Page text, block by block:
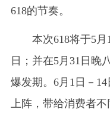
618的节奏。
本次618将于5
日；并在5月31日晚
爆发期。6月1日－
上阵，带给消费者不